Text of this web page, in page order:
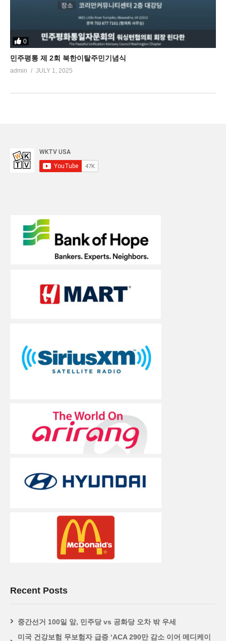
0
민주평통 제 2회 북한이탈주민기념식
admin JULY 1, 2025
Recent Posts
중간선거 100일 앞, 민주당 vs 공화당 오차 밖 우세
미국 건강보험 무보험자 급증 ‘ACA 290만 감소 이어 메디케이